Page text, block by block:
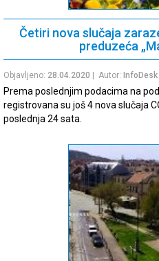
Četiri nova slučaja
preduzeća
Objavljeno: 28.04.2020 | Autor: InfoDesk
Prema poslednjim podacima na
registrovana su još 4 nova slučaja
poslednja 24 sata.